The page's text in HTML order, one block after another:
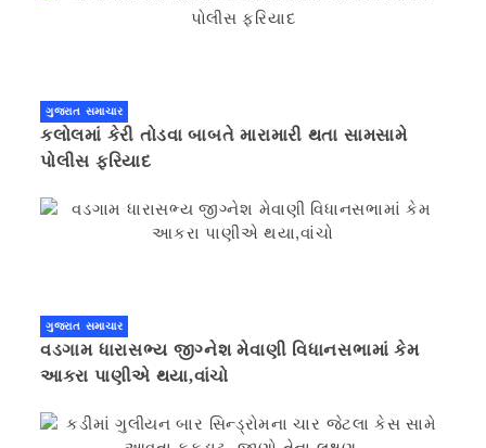
ગુજરાત સમાચાર
કલોલમાં કેરી તોડવા બાબતે મારામારી થતા સામસામે
પોલીસ ફરિયાદ
ગુજરાત સમાચાર
વડગામ ધારાસભ્ય જીગ્નેશ મેવાણી વિધાનસભામાં કેમ
આકરા પાણીએ થયા,વાંચો